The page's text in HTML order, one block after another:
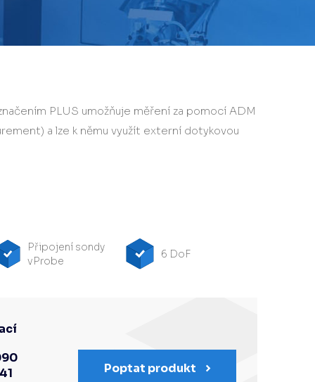
Upínací systémy
Automatické výměníky
PLUS umožňuje měření za pomocí ADM
a lze k němu využít externí dotykovou
Připojení sondy
vProbe
6 DoF
Poptat produkt